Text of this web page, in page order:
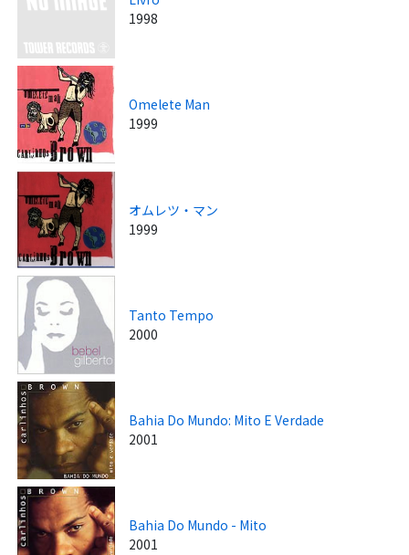
1998
Omelete Man
1999
オムレツ・マン
1999
Tanto Tempo
2000
Bahia Do Mundo: Mito E Verdade
2001
Bahia Do Mundo - Mito
2001